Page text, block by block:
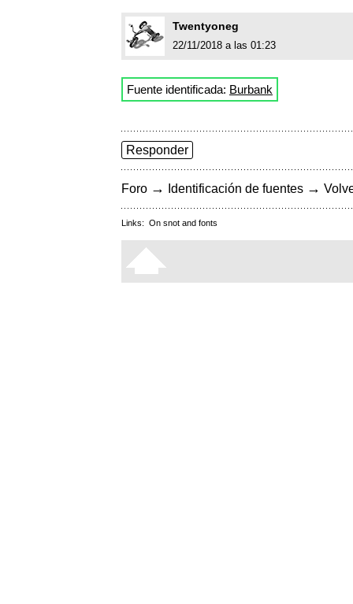
Twentyoneg
22/11/2018 a las 01:23
Fuente identificada: Burbank
Responder
Foro → Identificación de fuentes →
Links: On snot and fonts